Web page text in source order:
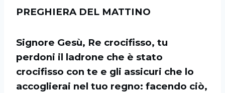
PREGHIERA DEL MATTINO
Signore Gesù, Re crocifisso, tu
perdoni il ladrone che è stato
crocifisso con te e gli assicuri che lo
accoglierai nel tuo regno: facendo ciò,